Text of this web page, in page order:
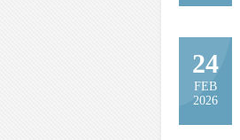
24
FEB
2026